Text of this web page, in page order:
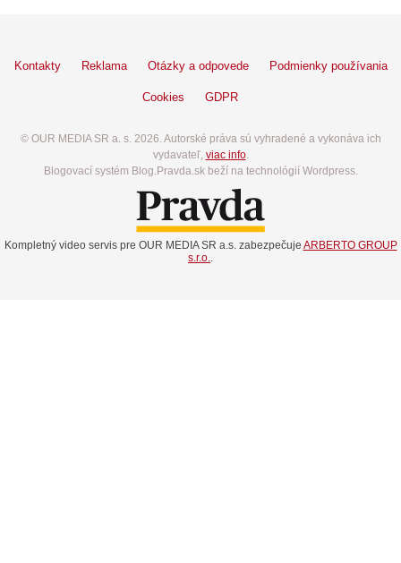
Kontakty Reklama Otázky a odpovede Podmienky používania
Cookies GDPR
© OUR MEDIA SR a. s. 2026. Autorské práva sú vyhradené a vykonáva ich
vydavateľ, viac info.
Blogovací systém Blog.Pravda.sk beží na technológií Wordpress.
Kompletný video servis pre OUR MEDIA SR a.s. zabezpečuje ARBERTO GROUP
s.r.o..